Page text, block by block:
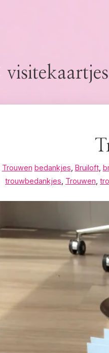
visitekaartjes
Trouwen bedankjes Bruiloft,
trouwbedankjes Trouwen